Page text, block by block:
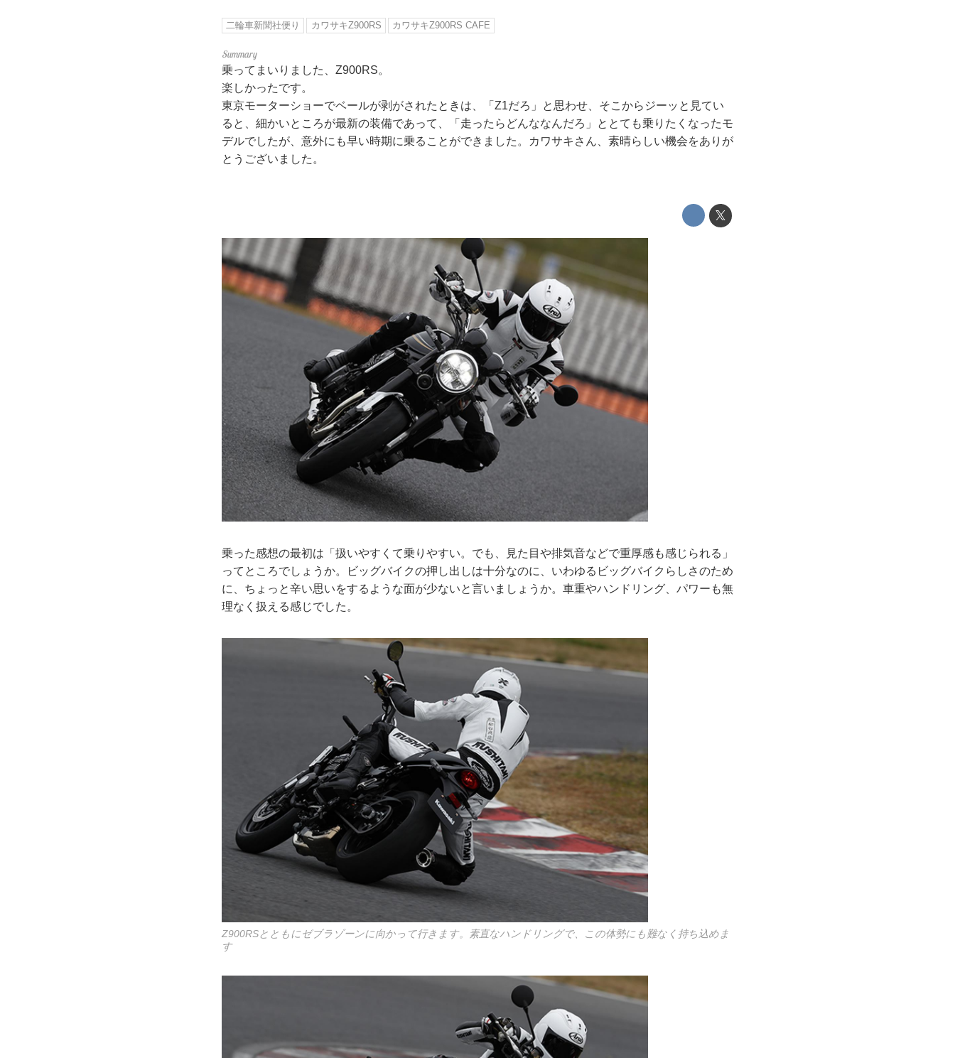
二輪車新聞社便り カワサキZ900RS カワサキZ900RS CAFE
乗ってまいりました、Z900RS。
楽しかったです。
東京モーターショーでベールが剥がされたときは、「Z1だろ」と思わせ、そこからジーッと見てい
ると、細かいところが最新の装備であって、「走ったらどんななんだろ」ととても乗りたくなったモ
デルでしたが、意外にも早い時期に乗ることができました。カワサキさん、素晴らしい機会をありが
とうございました。
乗った感想の最初は「扱いやすくて乗りやすい。でも、見た目や排気音などで重厚感も感じられる」
ってところでしょうか。ビッグバイクの押し出しは十分なのに、いわゆるビッグバイクらしさのため
に、ちょっと辛い思いをするような面が少ないと言いましょうか。車重やハンドリング、パワーも無
理なく扱える感じでした。
Z900RSとともにゼブラゾーンに向かって行きます。素直なハンドリングで、この体勢にも難なく持ち込めま
す